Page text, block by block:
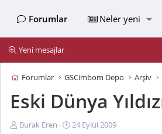
Forumlar Neler yeni
Yeni mesajlar
Forumlar GSCimbom Depo Arşiv
Eski Dünya
K
Burak Eren
B
24 Eylül 2009